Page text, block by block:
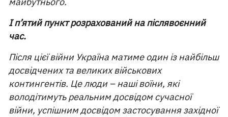
І п’ятий пункт розрахований на післявоєнний
час.
Після цієї війни Україна матиме один із найбільш
досвідчених та великих військових
контингентів. Це люди – наші воїни, які
володітимуть реальним досвідом сучасної
війни, успішним досвідом застосування західної